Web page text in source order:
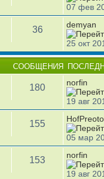
07 фев
36
demyan
25 окт
СООБЩЕНИЯ
180
norfin
19 авг
155
HofPreoto
05 мар
153
norfin
19 авг